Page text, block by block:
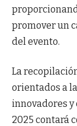
promover un
del evento.
La
orientados a
innovadores y
2025 contará